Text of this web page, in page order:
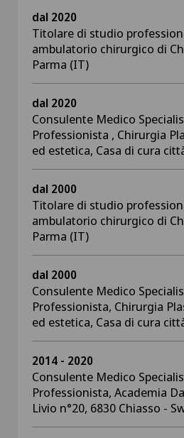
dal 2020
Titolare di studio
ambulatorio chirurgico di
Parma (IT)
dal 2020
Consulente Medico
Professionista , Chirurgia
ed estetica, Casa di cura
dal 2000
Titolare di studio
ambulatorio chirurgico di
Parma (IT)
dal 2000
Consulente Medico
Professionista, Chirurgia
ed estetica, Casa di cura
2014 - 2020
Consulente Medico
Professionista, Academia
Livio n°20, 6830 Chiasso -